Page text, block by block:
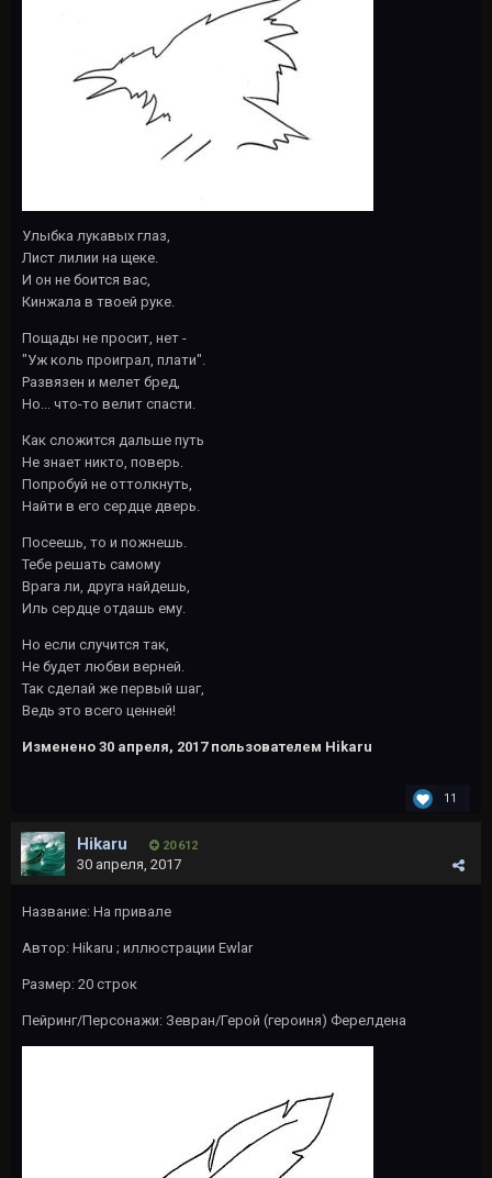
Улыбка лукавых глаз,
Лист лилии на щеке.
И он не боится вас,
Кинжала в твоей руке.
Пощады не просит, нет -
"Уж коль проиграл, плати".
Развязен и мелет бред,
Но... что-то велит спасти.
Как сложится дальше путь
Не знает никто, поверь.
Попробуй не оттолкнуть,
Найти в его сердце дверь.
Посеешь, то и пожнешь.
Тебе решать самому
Врага ли, друга найдешь,
Иль сердце отдашь ему.
Но если случится так,
Не будет любви верней.
Так сделай же первый шаг,
Ведь это всего ценней!
Изменено 30 апреля, 2017пользователем Hikaru
11
Hikaru 20 612
30 апреля, 2017
Название: На привале
Автор: Hikaru ; иллюстрации Ewlar
Размер: 20 строк
Пейринг/Персонажи: Зевран/Герой (героиня) Ферелдена